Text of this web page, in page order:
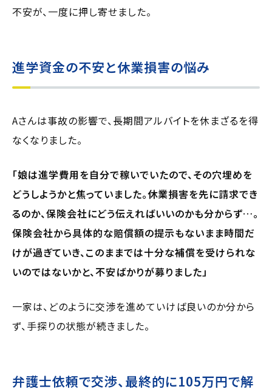
不安が、一度に押し寄せました。
進学資金の不安と休業損害の悩み
Aさんは事故の影響で、長期間アルバイトを休まざるを得
なくなりました。
「娘は進学費用を自分で稼いでいたので、その穴埋めを
どうしようかと焦っていました。休業損害を先に請求でき
るのか、保険会社にどう伝えればいいのかも分からず…。
保険会社から具体的な賠償額の提示もないまま時間だ
けが過ぎていき、このままでは十分な補償を受けられな
いのではないかと、不安ばかりが募りました」
一家は、どのように交渉を進めていけば良いのか分から
ず、手探りの状態が続きました。
弁護士依頼で交渉、最終的に105万円で解